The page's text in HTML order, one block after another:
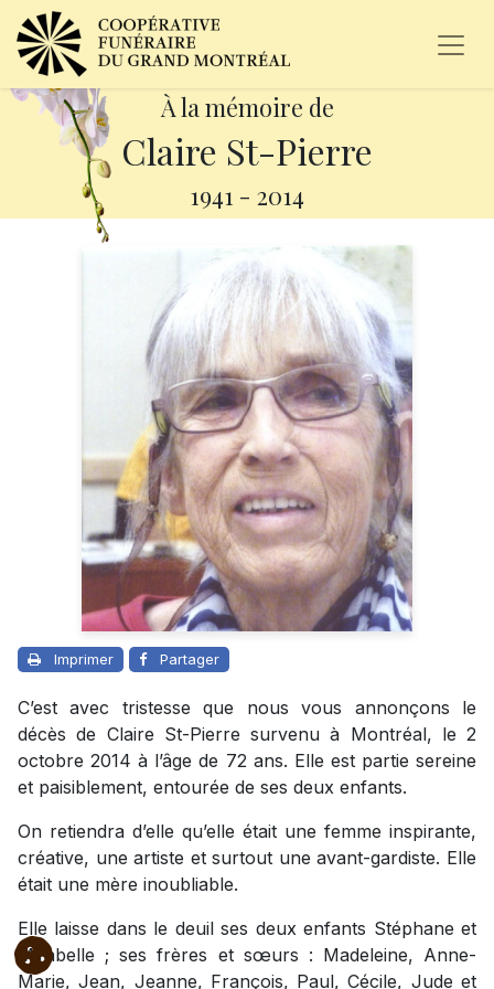
À la mémoire de
Claire St-Pierre
1941 - 2014
Imprimer Partager
C’est avec tristesse que nous vous annonçons le
décès de Claire St-Pierre survenu à Montréal, le 2
octobre 2014 à l’âge de 72 ans. Elle est partie sereine
et paisiblement, entourée de ses deux enfants.
On retiendra d’elle qu’elle était une femme inspirante,
créative, une artiste et surtout une avant-gardiste. Elle
était une mère inoubliable.
Elle laisse dans le deuil ses deux enfants Stéphane et
Mirabelle ; ses frères et sœurs : Madeleine, Anne-
Marie, Jean, Jeanne, François, Paul, Cécile, Jude et